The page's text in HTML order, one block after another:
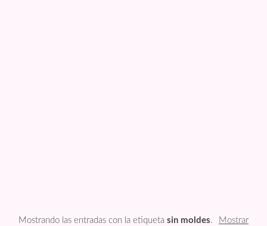
Mostrando las entradas con la etiqueta sin moldes.
Mostrar